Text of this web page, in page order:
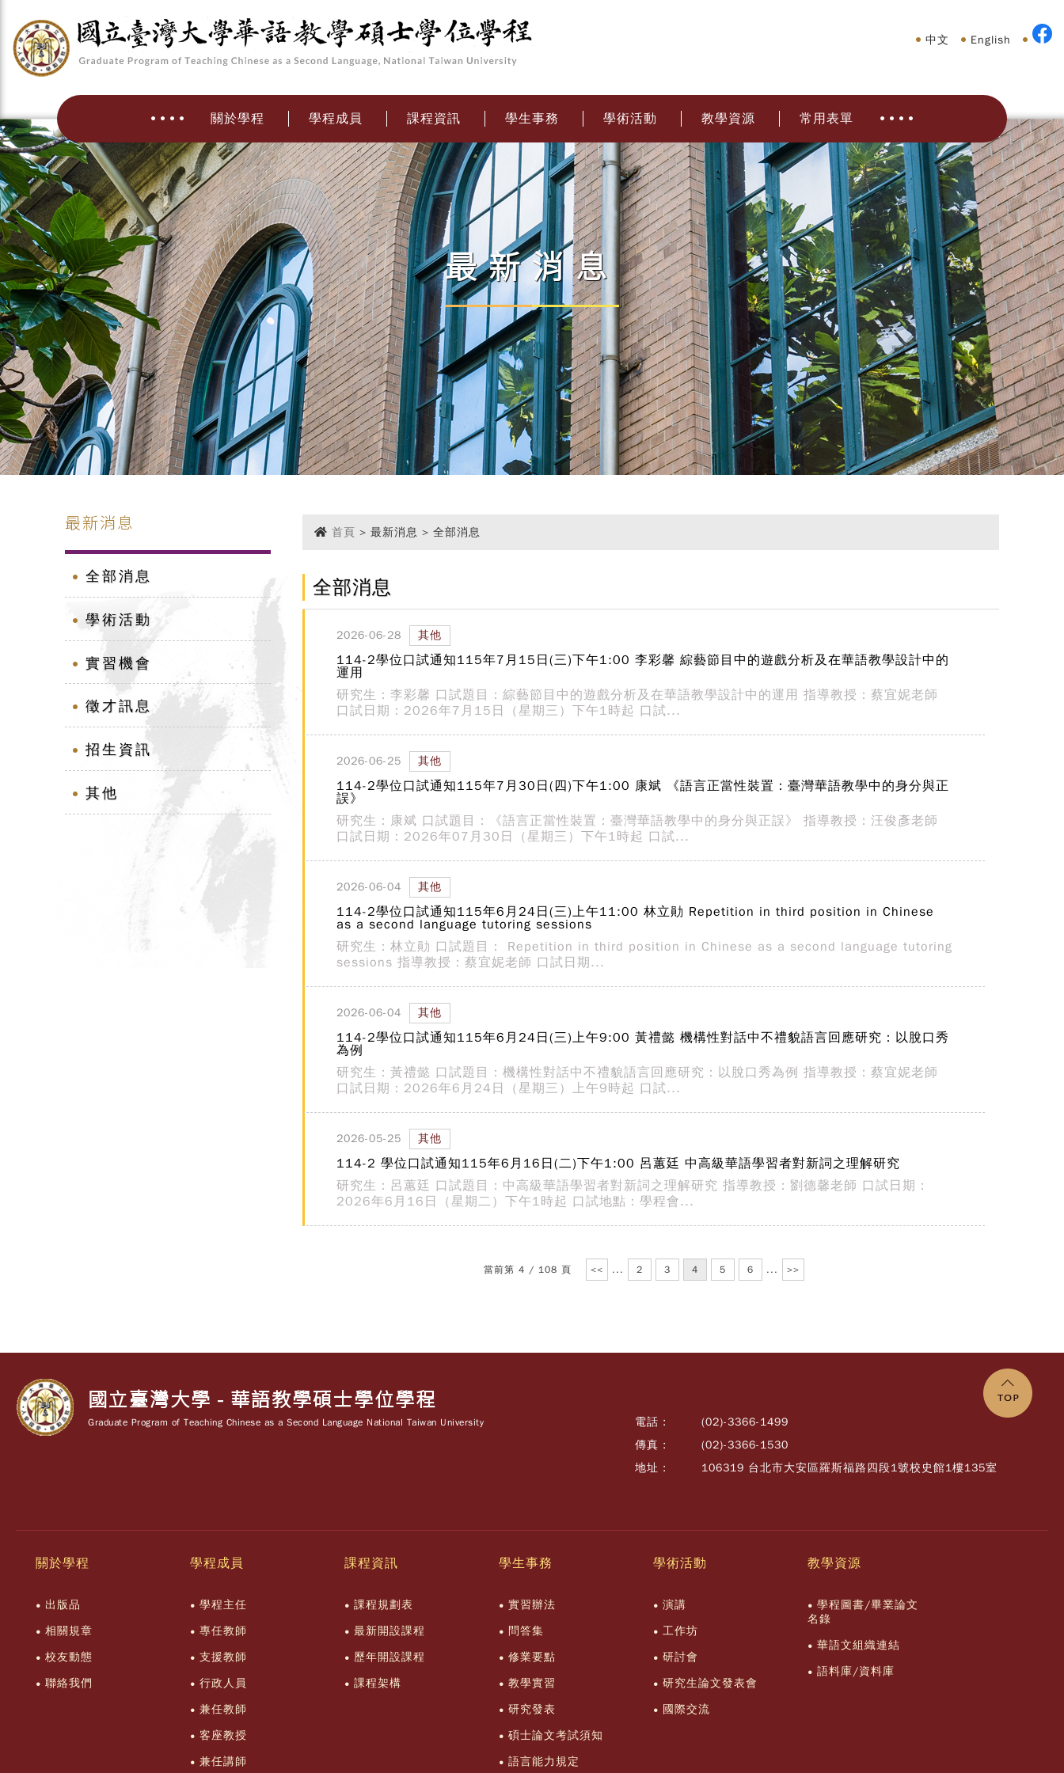
中文 English
關於學程 學程成員 課程資訊 學生事務 學術活動 教學資源 常用表單
最新消息
最新消息
全部消息
學術活動
實習機會
徵才訊息
招生資訊
其他
首頁 > 最新消息 > 全部消息
全部消息
2026-06-28 其他
114-2學位口試通知115年7月15日(三)下午1:00 李彩馨 綜藝節目中的遊戲分析及在華語教學設計中的
運用
研究生：李彩馨 口試題目：綜藝節目中的遊戲分析及在華語教學設計中的運用 指導教授：蔡宜妮老師
口試日期：2026年7月15日（星期三）下午1時起 口試...
2026-06-25 其他
114-2學位口試通知115年7月30日(四)下午1:00 康斌 《語言正當性裝置：臺灣華語教學中的身分與正
誤》
研究生：康斌 口試題目：《語言正當性裝置：臺灣華語教學中的身分與正誤》 指導教授：汪俊彥老師
口試日期：2026年07月30日（星期三）下午1時起 口試...
2026-06-04 其他
114-2學位口試通知115年6月24日(三)上午11:00 林立勛 Repetition in third position in Chinese
as a second language tutoring sessions
研究生：林立勛 口試題目： Repetition in third position in Chinese as a second language tutoring
sessions 指導教授：蔡宜妮老師 口試日期...
2026-06-04 其他
114-2學位口試通知115年6月24日(三)上午9:00 黃禮懿 機構性對話中不禮貌語言回應研究：以脫口秀
為例
研究生：黃禮懿 口試題目：機構性對話中不禮貌語言回應研究：以脫口秀為例 指導教授：蔡宜妮老師
口試日期：2026年6月24日（星期三）上午9時起 口試...
2026-05-25 其他
114-2 學位口試通知115年6月16日(二)下午1:00 呂蕙廷 中高級華語學習者對新詞之理解研究
研究生：呂蕙廷 口試題目：中高級華語學習者對新詞之理解研究 指導教授：劉德馨老師 口試日期：
2026年6月16日（星期二）下午1時起 口試地點：學程會...
當前第 4 / 108 頁 << ... 2 3 4 5 6 ... >>
國立臺灣大學 - 華語教學碩士學位學程
Graduate Program of Teaching Chinese as a Second Language National Taiwan University 電話 :
(02)-3366-1499
傳真 :
(02)-3366-1530
地址 :
106319 台北市大安區羅斯福路四段1號校史館1樓135室
關於學程
出版品
相關規章
校友動態
聯絡我們
學程成員
學程主任
專任教師
支援教師
行政人員
兼任教師
客座教授
兼任講師
課程資訊
課程規劃表
最新開設課程
歷年開設課程
課程架構
學生事務
實習辦法
問答集
修業要點
教學實習
研究發表
碩士論文考試須知
語言能力規定
學術活動
演講
工作坊
研討會
研究生論文發表會
國際交流
教學資源
學程圖書/畢業論文
名錄
華語文組織連結
語料庫/資料庫